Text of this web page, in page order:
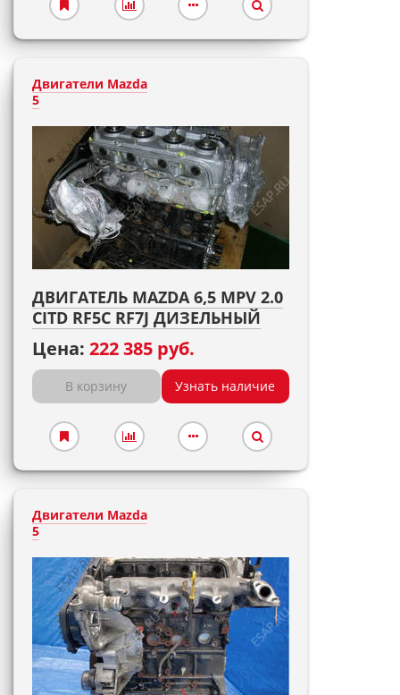
Двигатели Mazda
5
ДВИГАТЕЛЬ MAZDA 6,5 MPV 2.0
CITD RF5C RF7J ДИЗЕЛЬНЫЙ
Цена: 222 385 руб.
В корзину Узнать наличие
Двигатели Mazda
5